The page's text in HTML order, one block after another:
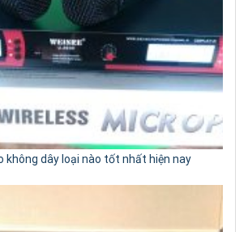
không dây loại nào tốt nhất hiện nay